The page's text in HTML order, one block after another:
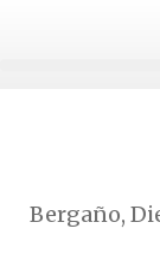
Bergaño,